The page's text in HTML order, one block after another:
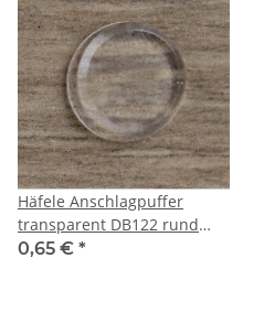
Häfele Anschlagpuffer
transparent DB122 rund
12,7x1,8mm zum Kleben
0,65 € *